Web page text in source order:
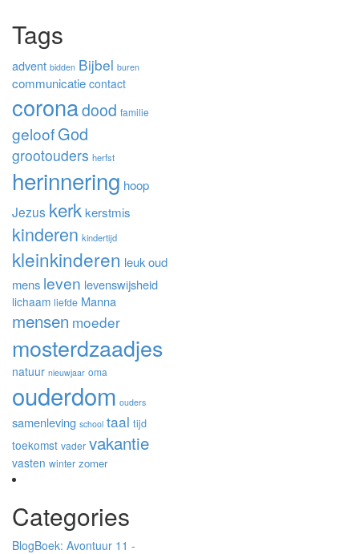
Tags
advent bidden Bijbel buren
communicatie contact
coronadood familie
geloofGod
grootouders herfst
herinnering hoop
Jezus kerk kerstmis
kinderen kindertijd
kleinkinderen leuk oud
mens leven levenswijsheid
lichaam liefde Manna
mensen moeder
mosterdzaadjes
natuur nieuwjaar oma
ouderdom ouders
samenleving school taal tijd
toekomst vader vakantie
vasten winter zomer
Categories
BlogBoek: Avontuur 11 -